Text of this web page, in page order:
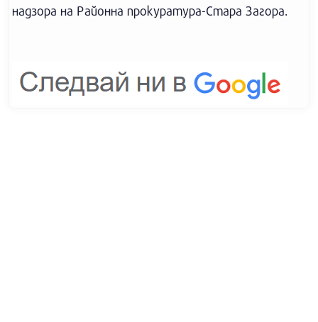
надзора на Районна прокуратура-Стара Загора.